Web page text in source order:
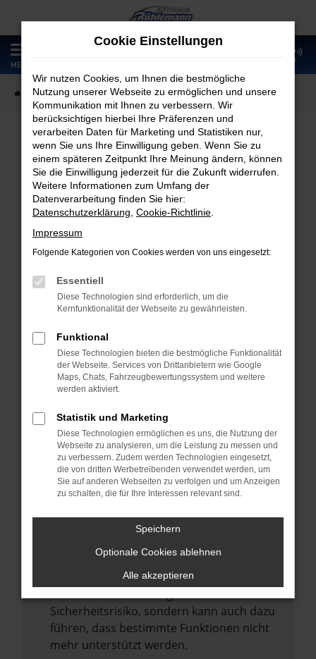
Zum
Hauptinhalt
springen
MENÜ
Startseite Fahrzeugangebote Fahrzeugmarkt
Fahrzeugmarkt
Fehler: Network Error
Beim Laden ist ein Fehler aufgetreten.
Hier sind ein paar Tipps, die dir helfen können:
Überprüfe deine Firewall und deine
Laden andere Webseiten, zum Beispiel
deine Suchmaschine?
Prüfe deine Browsererweiterungen.
Manche Erweiterungen, wie Werbeblocker,
können das Laden bestimmter Seiten
verhindern. Funktioniert die Seite in einem
anderen Browser oder in einem privaten
Fenster?
Starte dein Gerät neu.
vorübergehende Probleme zu beheben.
Betriebssystem auf dem neuesten Stand
Veraltete Software birgt nicht nur ein
Sicherheitsrisiko, sondern kann auch dazu
führen, dass bestimmte Funktionen nicht
mehr unterstützt werden.
Cookie Einstellungen
Wir nutzen Cookies, um Ihnen die bestmögliche
Nutzung unserer Webseite zu ermöglichen und unsere
Kommunikation mit Ihnen zu verbessern. Wir
berücksichtigen hierbei Ihre Präferenzen und
verarbeiten Daten für Marketing und Statistiken nur,
wenn Sie uns Ihre Einwilligung geben. Wenn Sie zu
einem späteren Zeitpunkt Ihre Meinung ändern, können
Sie die Einwilligung jederzeit für die Zukunft widerrufen.
Weitere Informationen zum Umfang der
Datenverarbeitung finden Sie hier:
Datenschutzerklärung Cookie-Richtlinie
Impressum
Folgende Kategorien von Cookies werden von uns eingesetzt:
Essentiell
Diese Technologien sind erforderlich, um die
Kernfunktionalität der Webseite zu gewährleisten.
Funktional
Diese Technologien bieten die bestmögliche Funktionalität
der Webseite. Services von Drittanbietern wie Google
Maps, Chats, Fahrzeugbewertungssystem und weitere
werden aktiviert.
Statistik und Marketing
Diese Technologien ermöglichen es uns, die Nutzung der
Webseite zu analysieren, um die Leistung zu messen und
zu verbessern. Zudem werden Technologien eingesetzt,
die von dritten Werbetreibenden verwendet werden, um
Sie auf anderen Webseiten zu verfolgen und um Anzeigen
zu schalten, die für Ihre Interessen relevant sind.
Speichern
Optionale Cookies ablehnen
Alle akzeptieren